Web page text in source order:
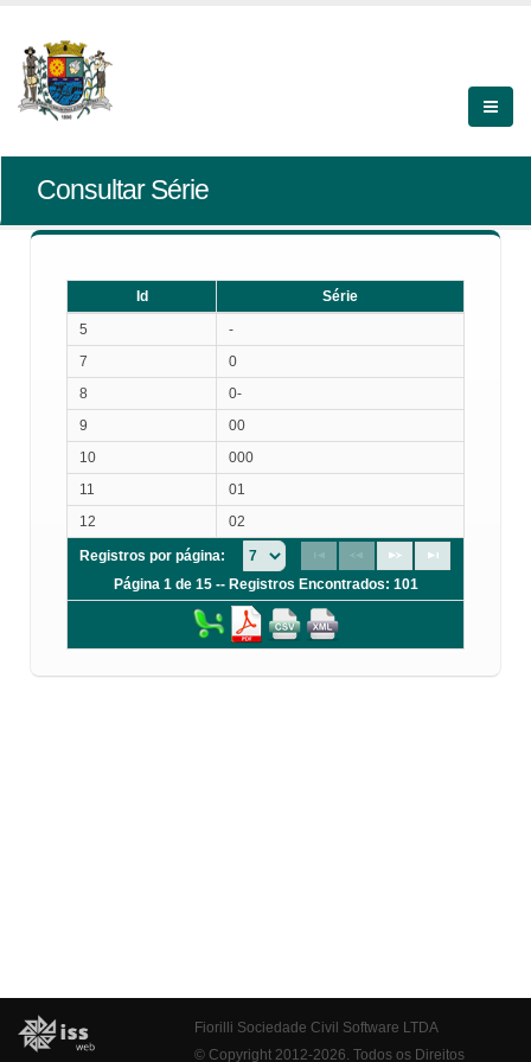
Consultar Série
Id
Série
5
-
7
0
8
0-
9
00
10
000
11
01
12
02
Registros por página:
Página 1 de 15 -- Registros Encontrados: 101
Fiorilli Sociedade Civil Software LTDA
© Copyright 2012-2026. Todos os Direitos